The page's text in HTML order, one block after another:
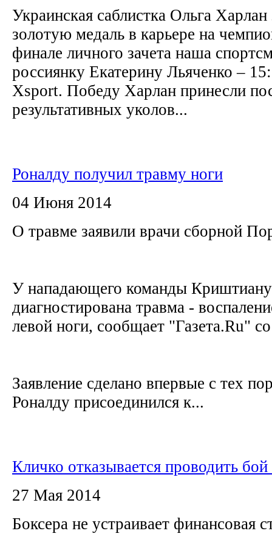
Украинская саблистка Ольга
золотую медаль в карьере на
финале личного зачета наша
россиянку Екатерину Льяченко –
Xsport. Победу Харлан принесли
результативных уколов...
Роналду получил травму ноги
04 Июня 2014
О травме заявили врачи сборной
У нападающего команды
диагностирована травма -
левой ноги, сообщает "Газета.Ru"
Заявление сделано впервые с тех
Роналду присоединился к...
Кличко отказывается проводить
27 Мая 2014
Боксера не устраивает финансовая